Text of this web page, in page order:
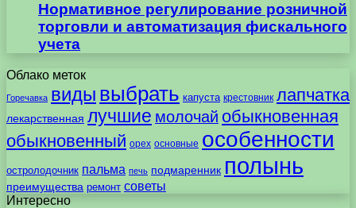
Нормативное регулирование розничной
торговли и автоматизация фискального
учета
Облако меток
Горечавка виды выбрать капуста крестовник лапчатка
лекарственная лучшие молочай обыкновенная
обыкновенный орех основные особенности
остролодочник пальма печь подмаренник полынь
преимущества ремонт советы
Интересно